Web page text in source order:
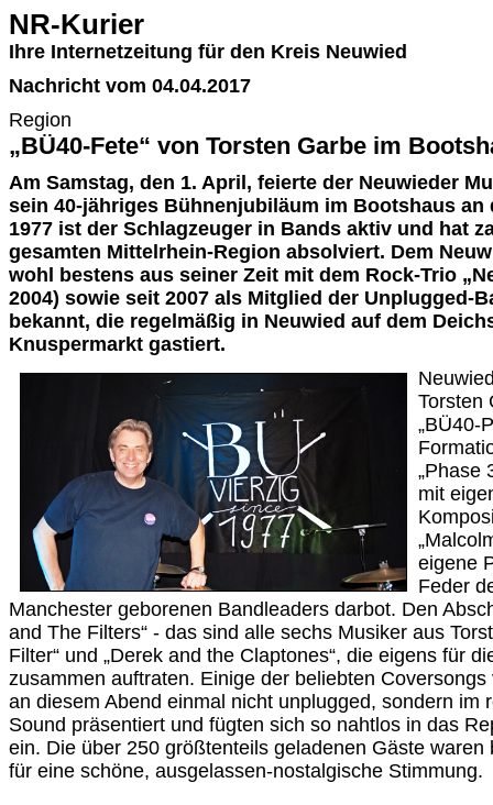
NR-Kurier
Ihre Internetzeitung für den Kreis Neuwied
Nachricht vom 04.04.2017
Region
„BÜ40-Fete“ von Torsten Garbe im
Am Samstag, den 1. April, feierte der Neuwieder
sein 40-jähriges Bühnenjubiläum im Bootshaus an
1977 ist der Schlagzeuger in Bands aktiv und hat
gesamten Mittelrhein-Region absolviert. Dem
wohl bestens aus seiner Zeit mit dem Rock-Trio
2004) sowie seit 2007 als Mitglied der Unplugged-
bekannt, die regelmäßig in Neuwied auf dem
Knuspermarkt gastiert.
Torsten
„BÜ40-
„Phase
mit
eigene
Feder
Manchester geborenen Bandleaders darbot. Den
and The Filters“ - das sind alle sechs Musiker aus
Filter“ und „Derek and the Claptones“, die eigens für
zusammen auftraten. Einige der beliebten Coversongs
an diesem Abend einmal nicht unplugged, sondern im
Sound präsentiert und fügten sich so nahtlos in das
ein. Die über 250 größtenteils geladenen Gäste waren
für eine schöne, ausgelassen-nostalgische Stimmung.